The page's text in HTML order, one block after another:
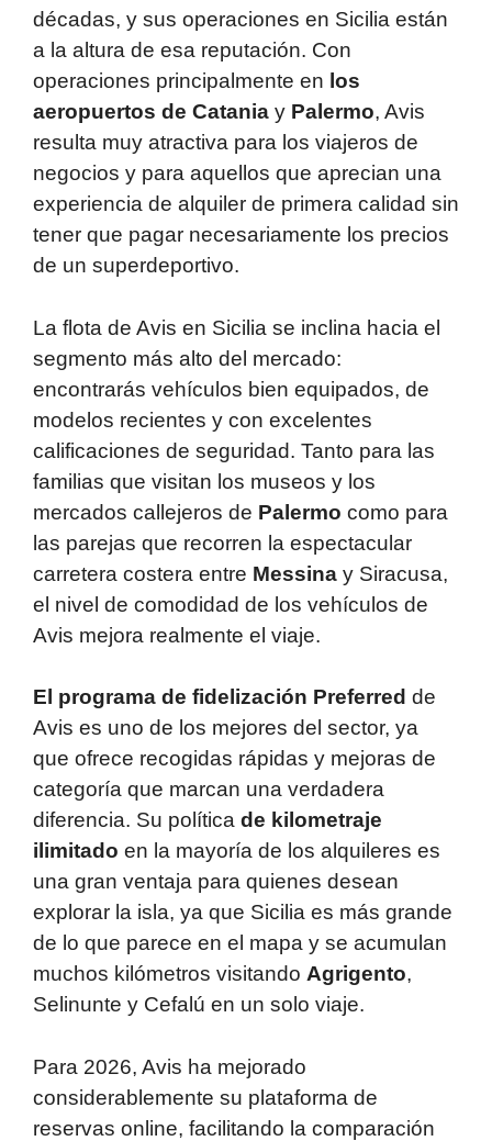
décadas, y sus operaciones en Sicilia están
a la altura de esa reputación. Con
operaciones principalmente en los
aeropuertos de Catania y Palermo, Avis
resulta muy atractiva para los viajeros de
negocios y para aquellos que aprecian una
experiencia de alquiler de primera calidad sin
tener que pagar necesariamente los precios
de un superdeportivo.
La flota de Avis en Sicilia se inclina hacia el
segmento más alto del mercado:
encontrarás vehículos bien equipados, de
modelos recientes y con excelentes
calificaciones de seguridad. Tanto para las
familias que visitan los museos y los
mercados callejeros de Palermo como para
las parejas que recorren la espectacular
carretera costera entre Messina y Siracusa,
el nivel de comodidad de los vehículos de
Avis mejora realmente el viaje.
El programa de fidelización Preferred de
Avis es uno de los mejores del sector, ya
que ofrece recogidas rápidas y mejoras de
categoría que marcan una verdadera
diferencia. Su política de kilometraje
ilimitado en la mayoría de los alquileres es
una gran ventaja para quienes desean
explorar la isla, ya que Sicilia es más grande
de lo que parece en el mapa y se acumulan
muchos kilómetros visitando Agrigento,
Selinunte y Cefalú en un solo viaje.
Para 2026, Avis ha mejorado
considerablemente su plataforma de
reservas online, facilitando la comparación